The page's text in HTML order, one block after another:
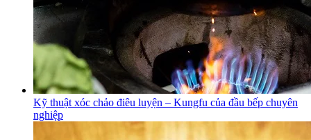
Kỹ thuật xóc chảo điêu luyện – Kungfu của đầu bếp chuyên
nghiệp